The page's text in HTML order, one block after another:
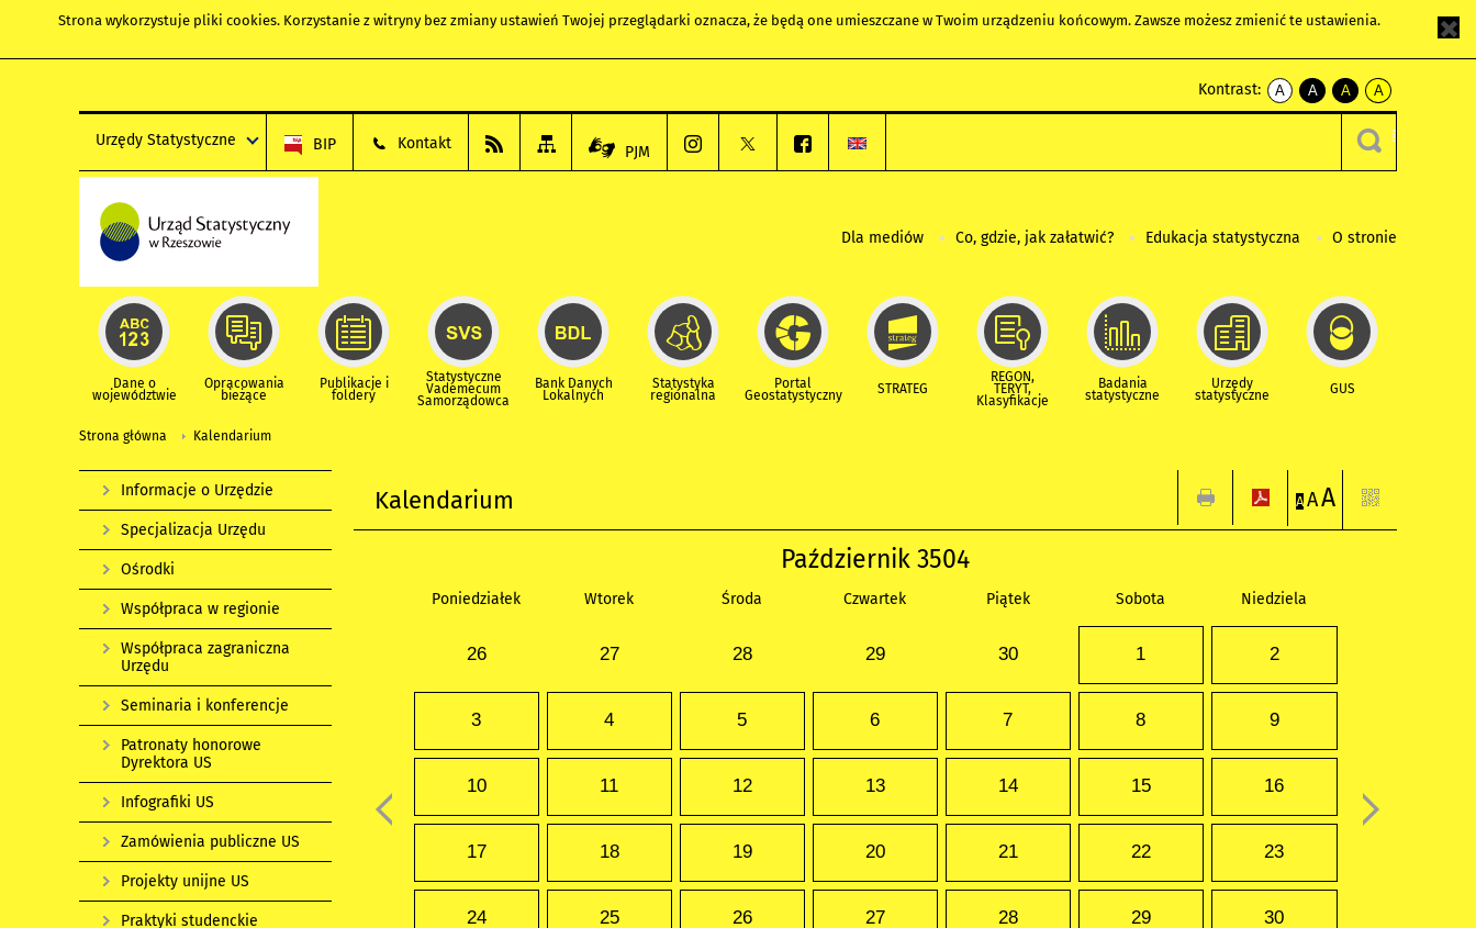
Strona wykorzystuje pliki cookies. Korzystanie z witryny bez zmiany ustawień Twojej przeglądarki oznacza, że będą one umieszczane w Twoim urządzeniu końcowym. Zawsze możesz zmienić te ustawienia.
Kontrast:
A
kontrast
A
kontrast
czarnym
A
kontrast
żółty
tekst
czarnym
A
kontrast
czarny
tekst
żółtym
Urzędy Statystyczne BIP Kontakt PJM
Dla mediów Co, gdzie, jak załatwić? Edukacja statystyczna O stronie
Dane o
województwie
Opracowania
bieżące
Publikacje i
foldery
Statystyczne
Vademecum
Samorządowca
Bank Danych
Lokalnych
Statystyka
regionalna
Portal
Geostatystyczny STRATEG
REGON,
TERYT,
Klasyfikacje
Badania
statystyczne
Urzędy
statystyczne GUS
Strona główna Kalendarium
Kalendarium A AA
Październik 3504
Poniedziałek Wtorek Środa Czwartek Piątek Sobota Niedziela
26 27 28 29 30 1 2
3 4 5 6 7 8 9
10 11 12 13 14 15 16
17 18 19 20 21 22 23
24 25 26 27 28 29 30
Informacje o Urzędzie
Specjalizacja Urzędu
Ośrodki
Współpraca w regionie
Współpraca zagraniczna
Urzędu
Seminaria i konferencje
Patronaty honorowe
Dyrektora US
Infografiki US
Zamówienia publiczne US
Projekty unijne US
Praktyki studenckie